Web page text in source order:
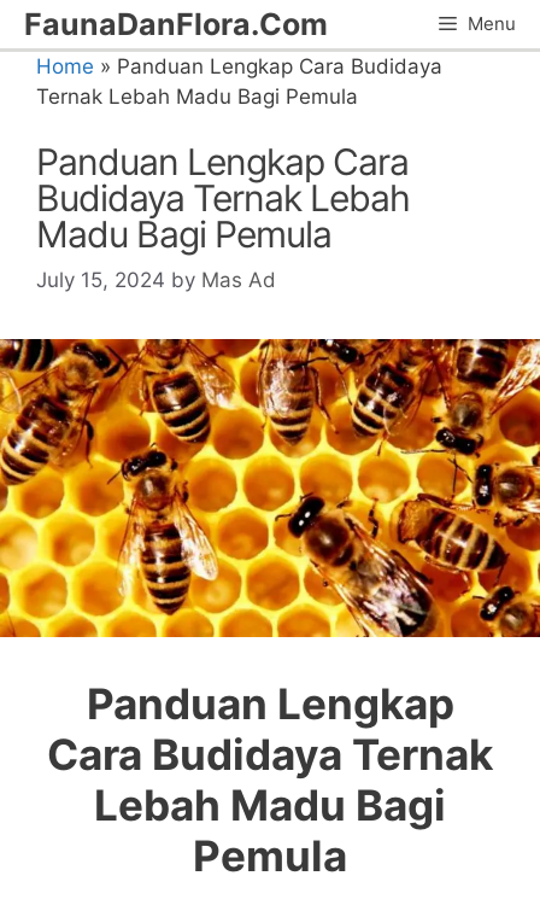
Skip
to
content
FaunaDanFlora.Com Menu
Home » Panduan Lengkap Cara Budidaya
Ternak Lebah Madu Bagi Pemula
Panduan Lengkap Cara
Budidaya Ternak Lebah
Madu Bagi Pemula
July 15, 2024 by Mas Ad
Panduan Lengkap
Cara Budidaya Ternak
Lebah Madu Bagi
Pemula